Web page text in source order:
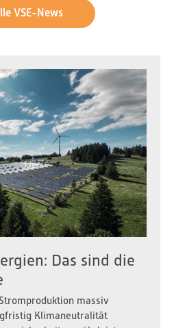
VSE-News
Das sind die
massiv
Klimaneutralität